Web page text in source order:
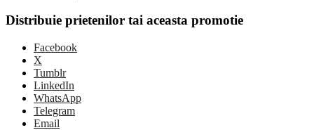
Distribuie prietenilor tai aceasta promotie
Facebook
X
Tumblr
LinkedIn
WhatsApp
Telegram
Email